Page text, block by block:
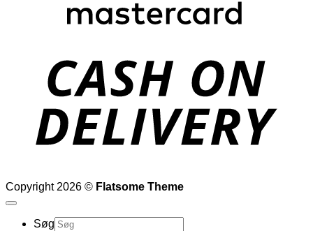
Copyright 2026 © Flatsome Theme
Søg